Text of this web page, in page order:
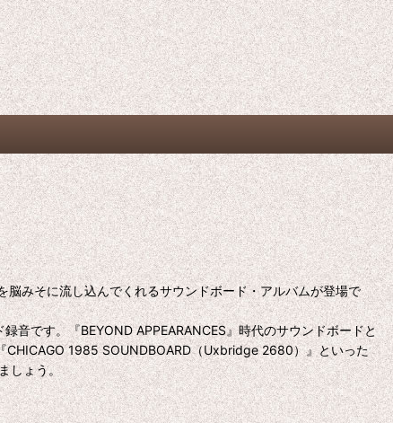
みそに流し込んでくれるサウンドボード・アルバムが登場で
です。『BEYOND APPEARANCES』時代のサウンドボードと
1985 SOUNDBOARD（Uxbridge 2680）』といった
しょう。